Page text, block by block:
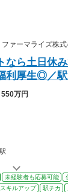
ーマライズ株式
なら土日休
利厚生◎／
550万円
未経験者も応募可能
スキルアップ 駅チカ